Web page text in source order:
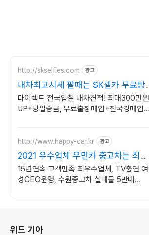
http://skselfies.com 광고
내차최고시세 팔때는 SK셀카 무료방
문견적, 전국경매입찰
다이렉트 전국입찰 내차견적! 최대300만원
UP+당일송금, 무료출장매입+전국경매입찰
http://www.happy-car.kr 광고
2021 우수업체 우먼카 중고차는 최우
수모범업체에서!
15년연속 고객만족 최우수업체, TV출연 여
성CEO운영, 수원중고차 실매물 5만대
위드 기아